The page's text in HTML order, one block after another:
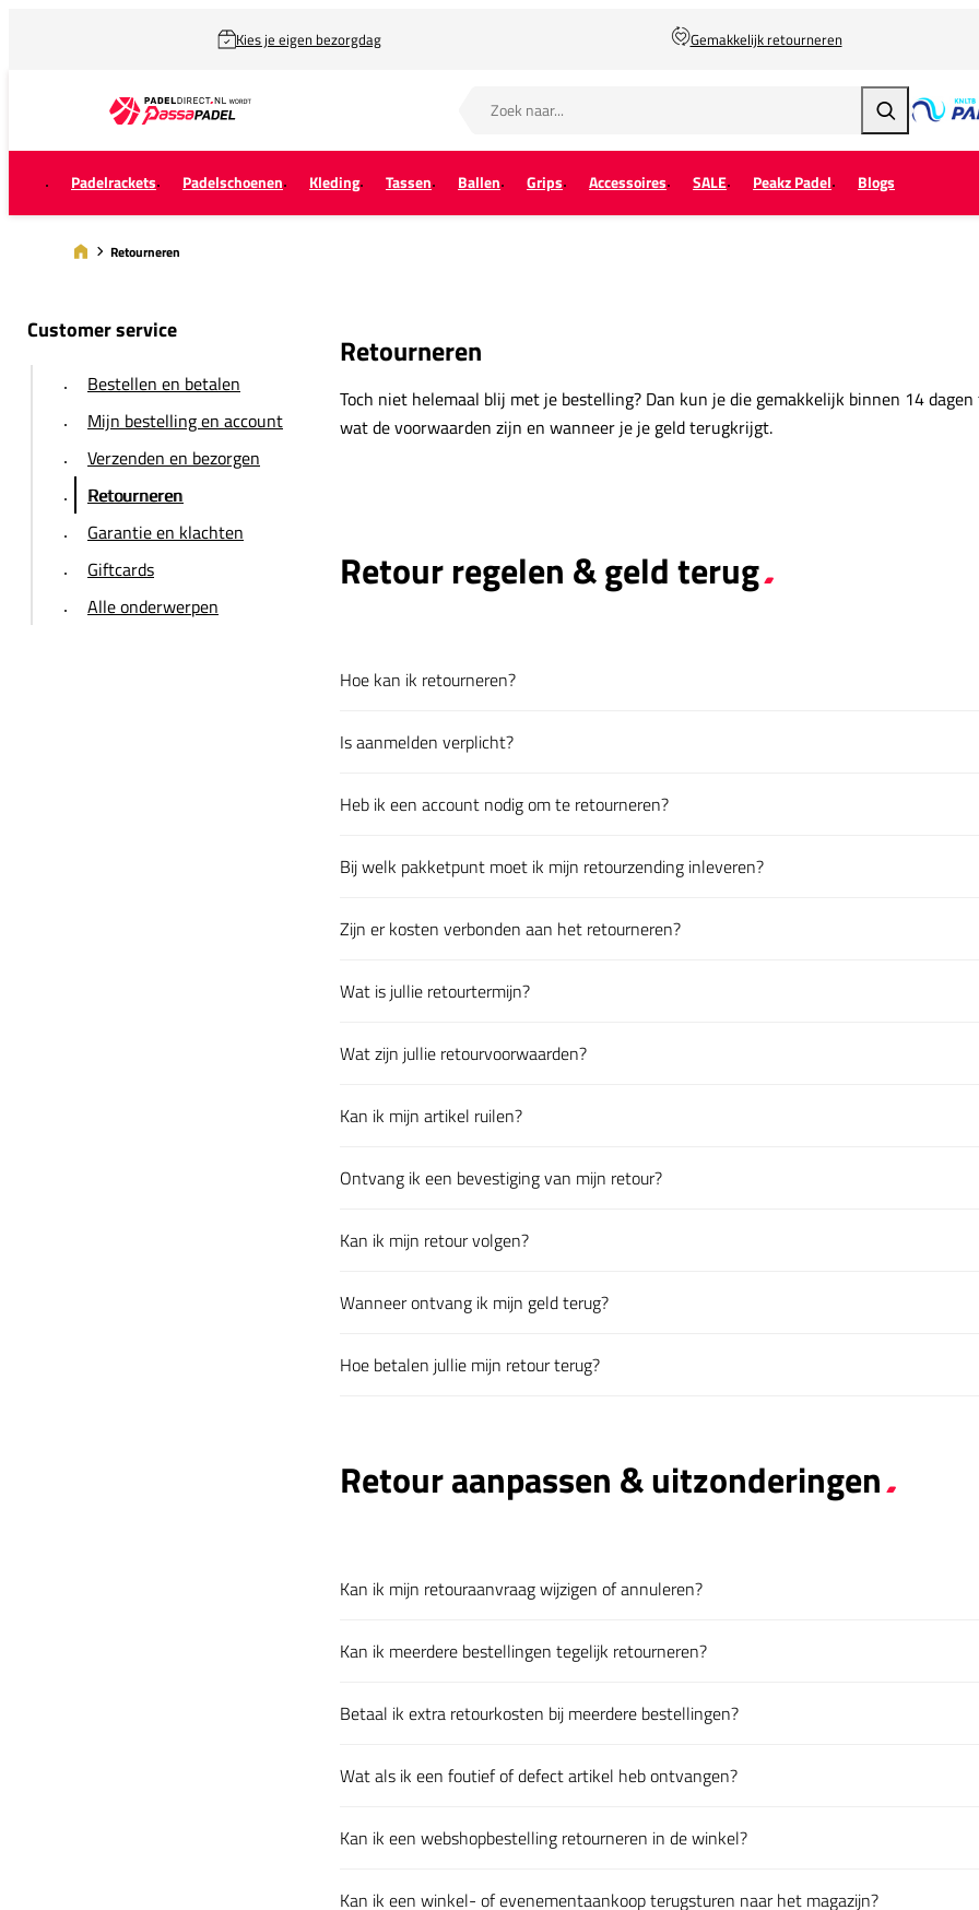
Kies je eigen bezorgdag Gemakkelijk retourneren
Zoeken
Padelrackets Padelschoenen Kleding Tassen Ballen Grips Accessoires SALE Peakz Padel Blogs
Retourneren
Customer service
Bestellen en betalen
Mijn bestelling en account
Verzenden en bezorgen
Retourneren
Garantie en klachten
Giftcards
Alle onderwerpen
Retourneren
Toch niet helemaal blij met je bestelling? Dan kun je die gemakkelijk binnen 14
wat de voorwaarden zijn en wanneer je je geld terugkrijgt.
Retour regelen & geld terug
Hoe kan ik retourneren?
Klik om uit te klappen
Is aanmelden verplicht?
Klik om uit te klappen
Heb ik een account nodig om te retourneren?
Klik om uit te klappen
Bij welk pakketpunt moet ik mijn retourzending inleveren?
Klik om uit te klappen
Zijn er kosten verbonden aan het retourneren?
Klik om uit te klappen
Wat is jullie retourtermijn?
Klik om uit te klappen
Wat zijn jullie retourvoorwaarden?
Klik om uit te klappen
Kan ik mijn artikel ruilen?
Klik om uit te klappen
Ontvang ik een bevestiging van mijn retour?
Klik om uit te klappen
Kan ik mijn retour volgen?
Klik om uit te klappen
Wanneer ontvang ik mijn geld terug?
Klik om uit te klappen
Hoe betalen jullie mijn retour terug?
Klik om uit te klappen
Retour aanpassen & uitzonderingen
Kan ik mijn retouraanvraag wijzigen of annuleren?
Klik om uit te klappen
Kan ik meerdere bestellingen tegelijk retourneren?
Klik om uit te klappen
Betaal ik extra retourkosten bij meerdere bestellingen?
Klik om uit te klappen
Wat als ik een foutief of defect artikel heb ontvangen?
Klik om uit te klappen
Kan ik een webshopbestelling retourneren in de winkel?
Klik om uit te klappen
Kan ik een winkel- of evenementaankoop terugsturen naar het magazijn?